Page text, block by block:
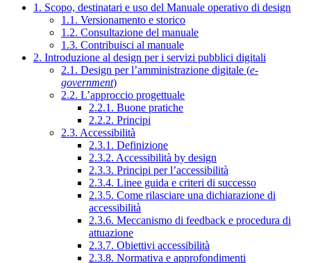
1. Scopo, destinatari e uso del Manuale operativo di design
1.1. Versionamento e storico
1.2. Consultazione del manuale
1.3. Contribuisci al manuale
2. Introduzione al design per i servizi pubblici digitali
2.1. Design per l’amministrazione digitale (e-
government)
2.2. L’approccio progettuale
2.2.1. Buone pratiche
2.2.2. Principi
2.3. Accessibilità
2.3.1. Definizione
2.3.2. Accessibilità by design
2.3.3. Principi per l’accessibilità
2.3.4. Linee guida e criteri di successo
2.3.5. Come rilasciare una dichiarazione di
accessibilità
2.3.6. Meccanismo di feedback e procedura di
attuazione
2.3.7. Obiettivi accessibilità
2.3.8. Normativa e approfondimenti